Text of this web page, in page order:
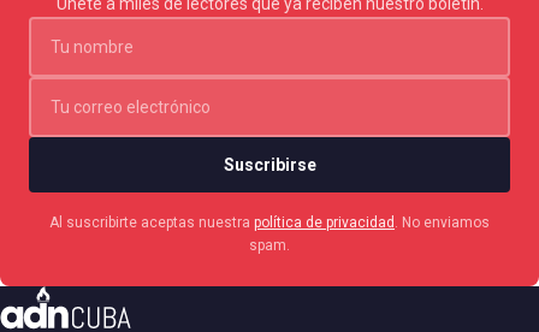
Únete a miles de lectores que ya reciben nuestro boletín.
Suscribirse
Al suscribirte aceptas nuestra política de privacidad . No enviamos
spam.